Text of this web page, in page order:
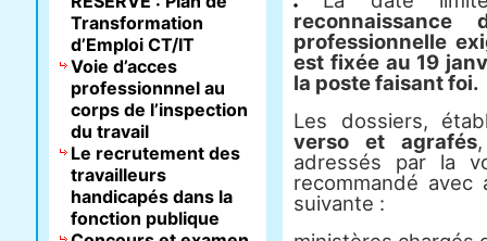
reconnaissance
professionnelle
est fixée au 19
la poste faisant foi.
Les dossiers,
verso et agrafés
adressés par la
recommandé avec
suivante :
Transformation
d’Emploi CT/IT
Voie d’acces
professionnnel au
corps de l’inspection
du travail
Le recrutement des
travailleurs
handicapés dans la
fonction publique